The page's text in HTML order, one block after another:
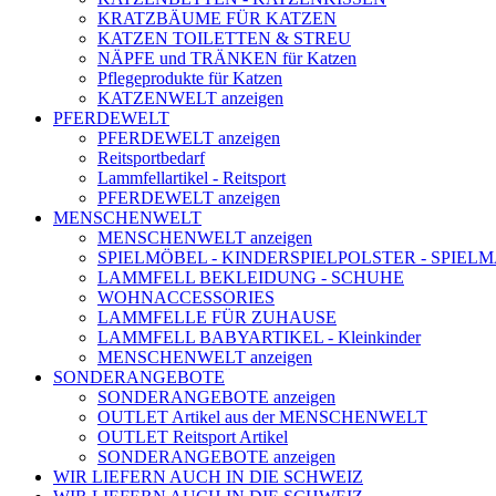
KRATZBÄUME FÜR KATZEN
KATZEN TOILETTEN & STREU
NÄPFE und TRÄNKEN für Katzen
Pflegeprodukte für Katzen
KATZENWELT anzeigen
PFERDEWELT
PFERDEWELT anzeigen
Reitsportbedarf
Lammfellartikel - Reitsport
PFERDEWELT anzeigen
MENSCHENWELT
MENSCHENWELT anzeigen
SPIELMÖBEL - KINDERSPIELPOLSTER -
LAMMFELL BEKLEIDUNG - SCHUHE
WOHNACCESSORIES
LAMMFELLE FÜR ZUHAUSE
LAMMFELL BABYARTIKEL - Kleinkinder
MENSCHENWELT anzeigen
SONDERANGEBOTE
SONDERANGEBOTE anzeigen
OUTLET Artikel aus der MENSCHENWELT
OUTLET Reitsport Artikel
SONDERANGEBOTE anzeigen
WIR LIEFERN AUCH IN DIE SCHWEIZ